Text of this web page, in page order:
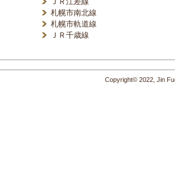
札幌市南北線
札幌市軌道線
ＪＲ千歳線
Copyright© 2022, Jin